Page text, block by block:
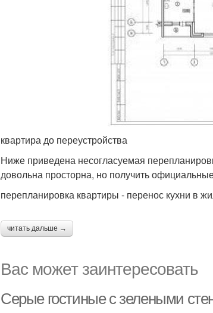
квартира до переустройства
Ниже приведена несогласуемая
довольна просторна, но получить
перепланировка квартиры - перенос кухни в
читать дальше →
Вас может заинтересовать
Серые гостиные с зелеными